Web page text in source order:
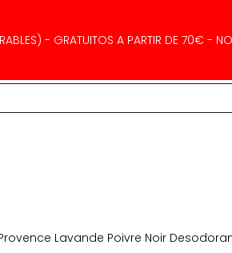
- GRATUITOS A PARTIR DE 70€ -
Lavande Poivre Noir